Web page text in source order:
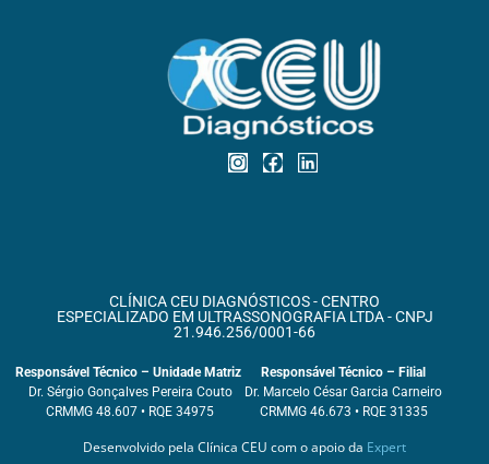
CLÍNICA CEU DIAGNÓSTICOS - CENTRO
ESPECIALIZADO EM ULTRASSONOGRAFIA LTDA - CNPJ
21.946.256/0001-66
Responsável Técnico – Unidade Matriz
Dr. Sérgio Gonçalves Pereira Couto
CRMMG 48.607 • RQE 34975
Responsável Técnico – Filial
Dr. Marcelo César Garcia Carneiro
CRMMG 46.673 • RQE 31335
Desenvolvido pela Clínica CEU com o apoio da Expert